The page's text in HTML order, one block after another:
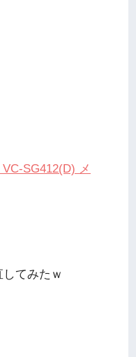
SG412(D) メ
てみたｗ